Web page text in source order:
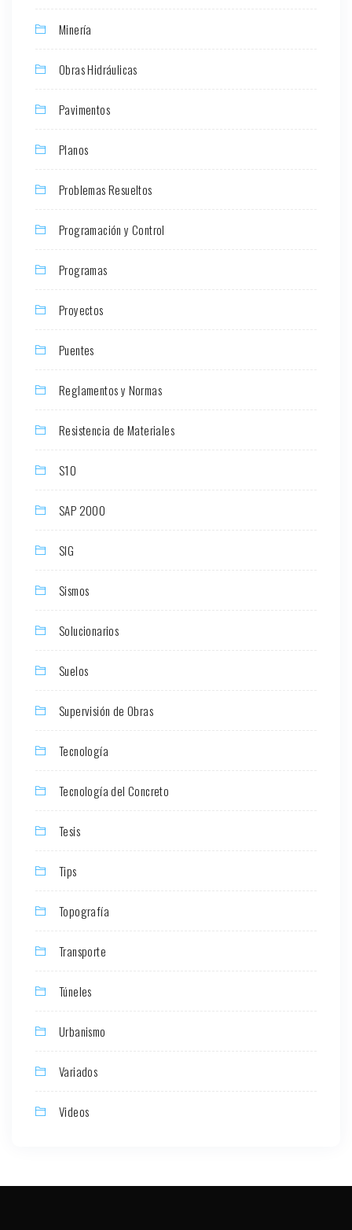
Minería
Obras Hidráulicas
Pavimentos
Planos
Problemas Resueltos
Programación y Control
Programas
Proyectos
Puentes
Reglamentos y Normas
Resistencia de Materiales
S10
SAP 2000
SIG
Sismos
Solucionarios
Suelos
Supervisión de Obras
Tecnología
Tecnología del Concreto
Tesis
Tips
Topografía
Transporte
Túneles
Urbanismo
Variados
Videos